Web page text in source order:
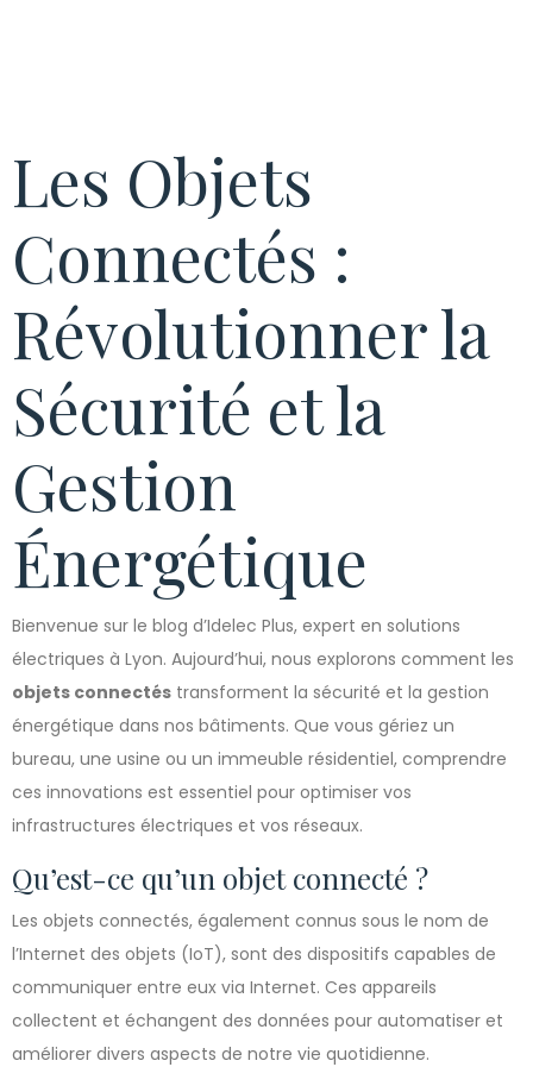
Les Objets
Connectés :
Révolutionner la
Sécurité et la
Gestion
Énergétique
Bienvenue sur le blog d’Idelec Plus, expert en solutions
électriques à Lyon. Aujourd’hui, nous explorons comment les
objets connectés transforment la sécurité et la gestion
énergétique dans nos bâtiments. Que vous gériez un
bureau, une usine ou un immeuble résidentiel, comprendre
ces innovations est essentiel pour optimiser vos
infrastructures électriques et vos réseaux.
Qu’est-ce qu’un objet connecté ?
Les objets connectés, également connus sous le nom de
l’Internet des objets (IoT), sont des dispositifs capables de
communiquer entre eux via Internet. Ces appareils
collectent et échangent des données pour automatiser et
améliorer divers aspects de notre vie quotidienne.